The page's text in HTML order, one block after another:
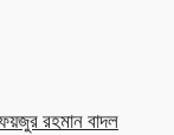
রহমান বাদল